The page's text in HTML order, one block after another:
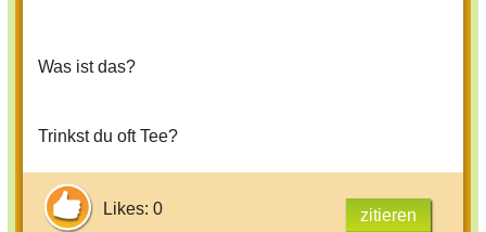
Was ist das?
Trinkst du oft Tee?
Likes: 0 zitieren